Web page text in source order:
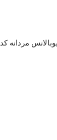
مردانه کد 2185